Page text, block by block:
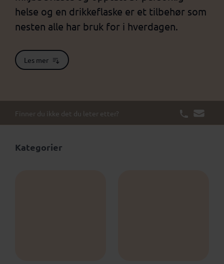
helse og en drikkeflaske er et tilbehør som
nesten alle har bruk for i hverdagen.
Les mer
Finner du ikke det du leter etter?
Kategorier